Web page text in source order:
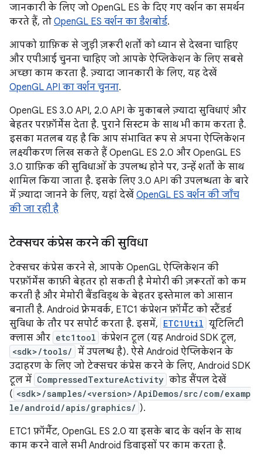
जानकारी के लिए जो OpenGL ES के दिए गए वर्शन का समर्थन
करते हैं, तो OpenGL ES वर्शन का डैशबोर्ड.
आपको ग्राफ़िक से जुड़ी ज़रूरी शर्तों को ध्यान से देखना चाहिए
और एपीआई चुनना चाहिए जो आपके ऐप्लिकेशन के लिए सबसे
अच्छा काम करता है. ज़्यादा जानकारी के लिए, यह देखें
OpenGL API का वर्शन चुनना.
OpenGL ES 3.0 API, 2.0 API के मुकाबले ज़्यादा सुविधाएं और
बेहतर परफ़ॉर्मेंस देता है. पुराने सिस्टम के साथ भी काम करता है.
इसका मतलब यह है कि आप संभावित रूप से अपना ऐप्लिकेशन
लक्ष्यीकरण लिख सकते हैं OpenGL ES 2.0 और OpenGL ES
3.0 ग्राफ़िक की सुविधाओं के उपलब्ध होने पर, उन्हें शर्तों के साथ
शामिल किया जाता है. इसके लिए 3.0 API की उपलब्धता के बारे
में ज़्यादा जानने के लिए, यहां देखें OpenGL ES वर्शन की जाँच
की जा रही है
टेक्सचर कंप्रेस करने की सुविधा
टेक्सचर कंप्रेस करने से, आपके OpenGL ऐप्लिकेशन की
परफ़ॉर्मेंस काफ़ी बेहतर हो सकती है मेमोरी की ज़रूरतों को कम
करती है और मेमोरी बैंडविड्थ के बेहतर इस्तेमाल को आसान
बनाती है. Android फ़्रेमवर्क, ETC1 कंप्रेशन फ़ॉर्मैट को स्टैंडर्ड
सुविधा के तौर पर सपोर्ट करता है. इसमें, ETC1Util यूटिलिटी
क्लास और etc1tool कंप्रेशन टूल (यह Android SDK टूल,
<sdk>/tools/ में उपलब्ध है). ऐसे Android ऐप्लिकेशन के
उदाहरण के लिए जो टेक्सचर कंप्रेस करने के लिए, Android SDK
टूल में CompressedTextureActivity कोड सैंपल देखें
( <sdk>/samples/<version>/ApiDemos/src/com/examp
le/android/apis/graphics/ ).
ETC1 फ़ॉर्मैट, OpenGL ES 2.0 या इसके बाद के वर्शन के साथ
काम करने वाले सभी Android डिवाइसों पर काम करता है.